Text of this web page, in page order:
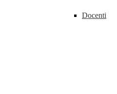
Docenti